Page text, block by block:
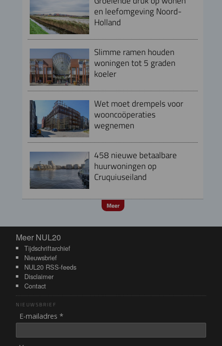
en leefomgeving Noord-
Holland
Slimme ramen houden
woningen tot 5 graden
koeler
Wet moet drempels voor
wooncoöperaties
wegnemen
458 nieuwe betaalbare
huurwoningen op
Cruquiuseiland
Meer
Meer NUL20
Meer NUL20
Tijdschriftarchief
Nieuwsbrief
NUL20 RSS-feeds
Disclaimer
Contact
NIEUWSBRIEF
E-mailadres *